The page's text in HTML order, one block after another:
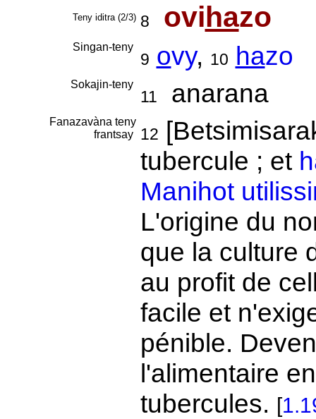
Teny iditra (2/3) 8 ovihazo
Singan-teny
9 ovy, 10 hazo
Sokajin-teny
11 anarana
Fanazavàna teny
frantsay
12
tubercule ; et
Manihot
L'origine du
que la culture
au profit de
facile et
pénible.
l'alimentaire
tubercules. [